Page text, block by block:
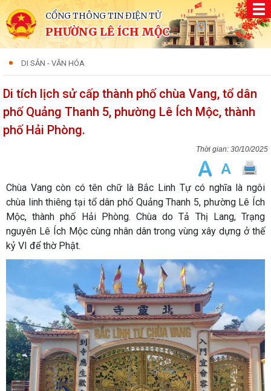
CỔNG THÔNG TIN ĐIỆN TỬ
PHƯỜNG LÊ ÍCH MỘC
DI SẢN - VĂN HÓA
Di tích lịch sử cấp thành phố chùa Vang, tổ dân
phố Quảng Thanh 5, phường Lê Ích Mộc, thành
phố Hải Phòng.
30/10/2025
Chùa Vang còn có tên chữ là Bắc Linh Tự có nghĩa là ngôi
chùa linh thiêng tại tổ dân phố Quảng Thanh 5, phường Lê Ích
Mộc, thành phố Hải Phòng. Chùa do Tả Thị Lang, Trạng
nguyên Lê Ích Mộc cùng nhân dân trong vùng xây dựng ở thế
kỷ VI để thờ Phật.